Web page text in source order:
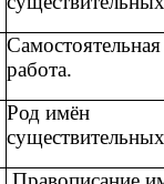
Самостоятельная
работа.
Род имён